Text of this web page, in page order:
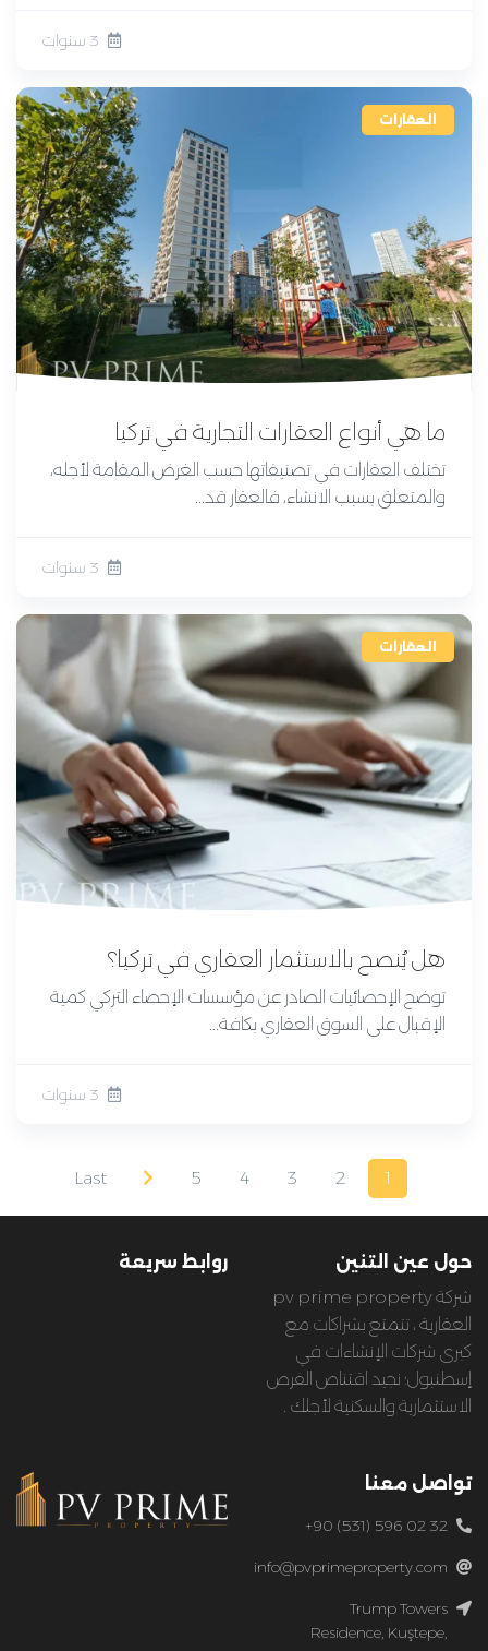
3 سنوات
العقارات
ما هي أنواع العقارات التجارية في تركيا
تختلف العقارات في تصنيفاتها حسب الغرض المقامة لأجله،
والمتعلق بسبب الانشاء، فالعقار قد...
3 سنوات
العقارات
هل يُنصح بالاستثمار العقاري في تركيا؟
توضح الإحصائيات الصادر عن مؤسسات الإحصاء التركي كمية
الإقبال على السوق العقاري بكافة...
3 سنوات
1
2
3
4
5
Last
حول عين التنين
شركة pv prime property
العقارية ، تتمتع بشراكات مع
كبرى شركات الإنشاءات في
إسطنبول؛ نجيد اقتناص الفرص
الاستثمارية والسكنية لأجلك .
روابط سريعة
تواصل معنا
+90 (531) 596 02 32
info@pvprimeproperty.com
Trump Towers
Residence, Kuştepe,